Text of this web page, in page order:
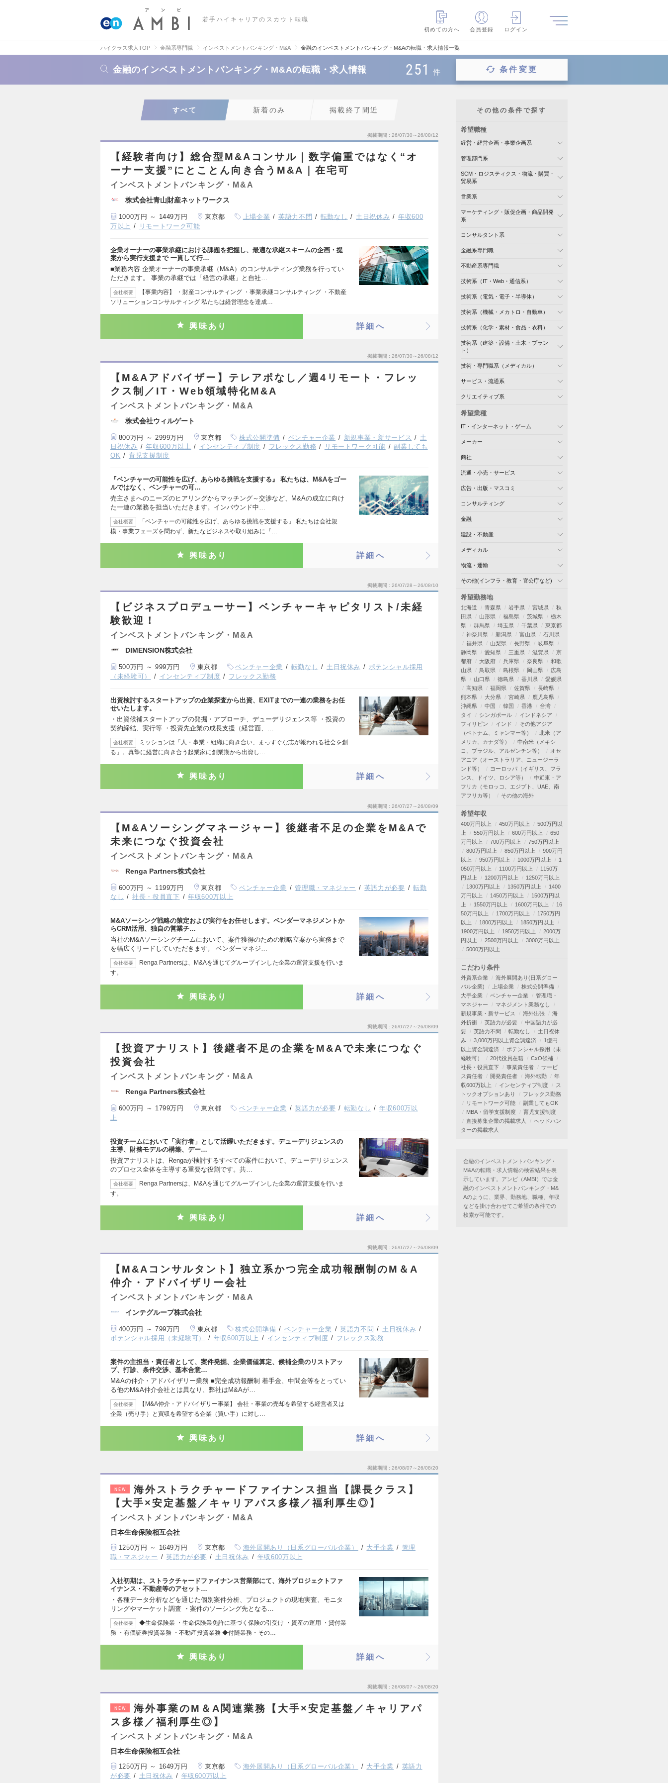
若手ハイキャリアのスカウト転職
初めての方へ
会員登録 ログイン
ハイクラス求人TOP 金融系専門職 インベストメントバンキング・M&A 金融のインベストメントバンキング・M&Aの転職・求人情報一覧
金融のインベストメントバンキング・M&Aの転職・求人情報 251 件 条件変更
すべて 新着のみ 掲載終了間近
掲載期間 26/07/30～26/08/12
【経験者向け】総合型M&Aコンサル｜数字偏重ではなく“オ
ーナー支援”にとことん向き合うM&A｜在宅可
インベストメントバンキング・M&A
株式会社青山財産ネットワークス
1000万円 ～ 1449万円 東京都 上場企業 英語力不問 転勤なし 土日祝休み
年収600
万以上
リモートワーク可能
企業オーナーの事業承継における課題を把握し、最適な承継スキームの企画・提
案から実行支援まで 一貫して行…
■業務内容 企業オーナーの事業承継（M&A）のコンサルティング業務を行ってい
ただきます。 事業の承継では「経営の承継」と自社…
会社概要
【事業内容】 ・財産コンサルティング ・事業承継コンサルティング ・不動産
ソリューションコンサルティング 私たちは経営理念を達成…
興味あり 詳細へ
掲載期間 26/07/30～26/08/12
【M&Aアドバイザー】テレアポなし／週4リモート・フレッ
クス制／IT・Web領域特化M&A
インベストメントバンキング・M&A
株式会社ウィルゲート
800万円 ～ 2999万円 東京都 株式公開準備 ベンチャー企業 新規事業・新サービス
土
日祝休み
年収600万以上 インセンティブ制度 フレックス勤務 リモートワーク可能
副業しても
OK
育児支援制度
『ベンチャーの可能性を広げ、あらゆる挑戦を支援する』 私たちは、M&Aをゴー
ルではなく、ベンチャーの可…
売主さまへのニーズのヒアリングからマッチング～交渉など、M&Aの成立に向け
た一連の業務を担当いただきます。インバウンド中…
会社概要
「ベンチャーの可能性を広げ、あらゆる挑戦を支援する」 私たちは会社規
模・事業フェーズを問わず、新たなビジネスや取り組みに『…
興味あり 詳細へ
掲載期間 26/07/28～26/08/10
【ビジネスプロデューサー】ベンチャーキャピタリスト/未経
験歓迎！
インベストメントバンキング・M&A
DIMENSION株式会社
500万円 ～ 999万円 東京都 ベンチャー企業 転勤なし 土日祝休み
ポテンシャル採用
（未経験可）
インセンティブ制度 フレックス勤務
出資検討するスタートアップの企業探査から出資、EXITまでの一連の業務をお任
せいたします。
・出資候補スタートアップの発掘・アプローチ、デューデリジェンス等 ・投資の
契約締結、実行等 ・投資先企業の成長支援（経営面、…
会社概要
ミッションは「人・事業・組織に向き合い、まっすぐな志が報われる社会を創
る」。真摯に経営に向き合う起業家に創業期から出資し…
興味あり 詳細へ
掲載期間 26/07/27～26/08/09
【M&Aソーシングマネージャー】後継者不足の企業をM&Aで
未来につなぐ投資会社
インベストメントバンキング・M&A
Renga Partners株式会社
600万円 ～ 1199万円 東京都 ベンチャー企業 管理職・マネジャー 英語力が必要
転勤
なし
社長・役員直下 年収600万以上
M&Aソーシング戦略の策定および実行をお任せします。ベンダーマネジメントか
らCRM活用、独自の営業チ…
当社のM&Aソーシングチームにおいて、案件獲得のための戦略立案から実務まで
を幅広くリードしていただきます。 ベンダーマネジ…
会社概要
Renga Partnersは、M&Aを通じてグループインした企業の運営支援を行いま
す。
興味あり 詳細へ
掲載期間 26/07/27～26/08/09
【投資アナリスト】後継者不足の企業をM&Aで未来につなぐ
投資会社
インベストメントバンキング・M&A
Renga Partners株式会社
600万円 ～ 1799万円 東京都 ベンチャー企業 英語力が必要 転勤なし
年収600万以
上
投資チームにおいて「実行者」として活躍いただきます。デューデリジェンスの
主導、財務モデルの構築、デー…
投資アナリストは、Rengaが検討するすべての案件において、デューデリジェンス
のプロセス全体を主導する重要な役割です。共…
会社概要
Renga Partnersは、M&Aを通じてグループインした企業の運営支援を行いま
す。
興味あり 詳細へ
掲載期間 26/07/27～26/08/09
【M&Aコンサルタント】独立系かつ完全成功報酬制のM＆A
仲介・アドバイザリー会社
インベストメントバンキング・M&A
インテグループ株式会社
400万円 ～ 799万円 東京都 株式公開準備 ベンチャー企業 英語力不問
土日祝休み
ポテンシャル採用（未経験可）
年収600万以上 インセンティブ制度 フレックス勤務
案件の主担当・責任者として、案件発掘、企業価値算定、候補企業のリストアッ
プ、打診、条件交渉、基本合意…
M&Aの仲介・アドバイザリー業務 ■完全成功報酬制 着手金、中間金等をとってい
る他のM&A仲介会社とは異なり、弊社はM&Aが…
会社概要
【M&A仲介・アドバイザリー事業】 会社・事業の売却を希望する経営者又は
企業（売り手）と買収を希望する企業（買い手）に対し…
興味あり 詳細へ
掲載期間 26/08/07～26/08/20
NEW
海外ストラクチャードファイナンス担当【課長クラス】
【大手×安定基盤／キャリアパス多様／福利厚生◎】
インベストメントバンキング・M&A
日本生命保険相互会社
1250万円 ～ 1649万円 東京都 海外展開あり（日系グローバル企業） 大手企業
管理
職・マネジャー
英語力が必要 土日祝休み 年収600万以上
入社初期は、ストラクチャードファイナンス営業部にて、海外プロジェクトファ
イナンス・不動産等のアセット…
・各種データ分析などを通じた個別案件分析、プロジェクトの現地実査、モニタ
リングやマーケット調査 ・案件のソーシング先となる…
会社概要
◆生命保険業 ・生命保険業免許に基づく保険の引受け ・資産の運用 ・貸付業
務 ・有価証券投資業務 ・不動産投資業務 ◆付随業務・その…
興味あり 詳細へ
掲載期間 26/08/07～26/08/20
NEW
海外事業のM＆A関連業務【大手×安定基盤／キャリアパ
ス多様／福利厚生◎】
インベストメントバンキング・M&A
日本生命保険相互会社
1250万円 ～ 1649万円 東京都 海外展開あり（日系グローバル企業） 大手企業
英語力
が必要
土日祝休み 年収600万以上
その他の条件で探す
希望職種
経営・経営企画・事業企画系
管理部門系
SCM・ロジスティクス・物流・購買・
貿易系
営業系
マーケティング・販促企画・商品開発
系
コンサルタント系
金融系専門職
不動産系専門職
技術系（IT・Web・通信系）
技術系（電気・電子・半導体）
技術系（機械・メカトロ・自動車）
技術系（化学・素材・食品・衣料）
技術系（建築・設備・土木・プラン
ト）
技術・専門職系（メディカル）
サービス・流通系
クリエイティブ系
希望業種
IT・インターネット・ゲーム
メーカー
商社
流通・小売・サービス
広告・出版・マスコミ
コンサルティング
金融
建設・不動産
メディカル
物流・運輸
その他(インフラ・教育・官公庁など)
希望勤務地
北海道 青森県 岩手県 宮城県
秋
田県
山形県 福島県 茨城県
栃木
県
群馬県 埼玉県 千葉県
東京都
神奈川県
新潟県 富山県
石川県
福井県
山梨県 長野県
岐阜県
静岡県
愛知県 三重県 滋賀県
京
都府
大阪府 兵庫県 奈良県
和歌
山県
鳥取県 島根県 岡山県
広島
県
山口県 徳島県 香川県
愛媛県
高知県
福岡県 佐賀県
長崎県
熊本県
大分県 宮崎県
鹿児島県
沖縄県
中国 韓国 香港
台湾
タイ
シンガポール
インドネシア
フィリピン
インド
その他アジア
（ベトナム、ミャンマー等）
北米（ア
メリカ、カナダ等）
中南米（メキシ
コ、ブラジル、アルゼンチン等）
オセ
アニア（オーストラリア、ニュージーラ
ンド等）
ヨーロッパ（イギリス、フラ
ンス、ドイツ、ロシア等）
中近東・ア
フリカ（モロッコ、エジプト、UAE、南
アフリカ等）
その他の海外
希望年収
400万円以上 450万円以上
500万円以
上
550万円以上 600万円以上
650
万円以上
700万円以上
750万円以上
800万円以上
850万円以上
900万円
以上
950万円以上 1000万円以上
1
050万円以上
1100万円以上
1150万
円以上
1200万円以上
1250万円以上
1300万円以上
1350万円以上
1400
万円以上
1450万円以上
1500万円以
上
1550万円以上 1600万円以上
16
50万円以上
1700万円以上
1750万円
以上
1800万円以上
1850万円以上
1900万円以上
1950万円以上
2000万
円以上
2500万円以上
3000万円以上
5000万円以上
こだわり条件
外資系企業
海外展開あり(日系グロー
バル企業)
上場企業
株式公開準備
大手企業
ベンチャー企業
管理職・
マネジャー
マネジメント業務なし
新規事業・新サービス
海外出張
海
外折衝
英語力が必要
中国語力が必
要
英語力不問 転勤なし
土日祝休
み
3,000万円以上資金調達済
1億円
以上資金調達済
ポテンシャル採用（未
経験可）
20代役員在籍
CxO候補
社長・役員直下
事業責任者
サービ
ス責任者
開発責任者 海外転勤
年
収600万以上
インセンティブ制度
ス
トックオプションあり
フレックス勤務
リモートワーク可能
副業してもOK
MBA・留学支援制度
育児支援制度
直接募集企業の掲載求人
ヘッドハン
ターの掲載求人
金融のインベストメントバンキング・
M&Aの転職・求人情報の検索結果を表
示しています。アンビ（AMBI）では金
融のインベストメントバンキング・M&
Aのように、業界、勤務地、職種、年収
などを掛け合わせてご希望の条件での
検索が可能です。